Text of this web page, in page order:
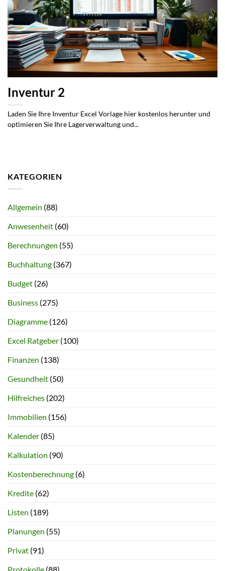
Inventur 2
Laden Sie Ihre Inventur Excel Vorlage hier kostenlos herunter und
optimieren Sie Ihre Lagerverwaltung und...
KATEGORIEN
Allgemein (88)
Anwesenheit (60)
Berechnungen (55)
Buchhaltung (367)
Budget (26)
Business (275)
Diagramme (126)
Excel Ratgeber (100)
Finanzen (138)
Gesundheit (50)
Hilfreiches (202)
Immobilien (156)
Kalender (85)
Kalkulation (90)
Kostenberechnung (6)
Kredite (62)
Listen (189)
Planungen (55)
Privat (91)
Protokolle (88)